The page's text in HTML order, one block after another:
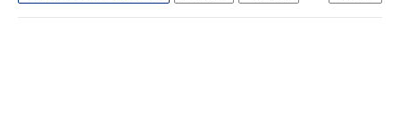
Вашингтон (штат)
США
Дональд Трамп